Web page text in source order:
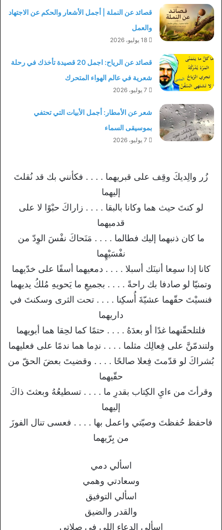
قصائد عن النملة | أجمل الأشعار والحكم عن الاجتهاد
والعمل
18 يوليو، 2026
قصائد عن الرياح: اجمل 20 قصيدة تأخذك في رحلة
شعرية في عالم الهواء المتحرك
7 يوليو، 2026
شعر عن الأمطار: أجمل الأبيات التي تحتفي
بموسيقى السماء
7 يوليو، 2026
زُر والِديكَ وقِف على قبريهما . . . . فكأنني بك قد نُقلتَ
إليهما
لو كنتَ حيث هما وكانا بالبقا . . . . زاراكَ حبْوًا لا على
قدميهما
ما كان ذنبهما إليك فطالما . . . . مَنَحاكَ نفْسَ الوِدّ من
نفْسَيْهِما
كانا إذا سمِعا أنينَك أسبلا . . . . دمعيهما أسفًا على خدّيهما
وتمنيّا لو صادفا بك راحةً . . . . بجميعِ ما يَحويهِ مُلكُ يديهما
فنسيْتَ حقّهما عشيّةَ أُسكِنا . . . . تحت الثرى وسكنتَ في
داريهما
فلتلحقّنهما غدًا أو بعدَهُ . . . . حتمًا كما لحِقا هما أبويهما
ولتندمّنَّ على فِعالِك مثلما . . . . ندِما هما ندمًا على فعليهما
بُشراكَ لو قدّمتَ فِعلا صالحًا . . . . وقضيتَ بعضَ الحقّ من
حقّيهما
وقرأتَ من ءايِ الكِتاب بقدرِ ما . . . . تسطيعُهُ وبعثتَ ذاكَ
إليهما
فاحفظ حُفظتَ وصيّتي واعمل بها . . . . فعسى تنال الفوزَ
من بِرّيهما
اسألي دمي
وسعادتي وهمي
اسألي التوفيق
والقدر والضيق
اسألي الدعاء اللي في صلاتي